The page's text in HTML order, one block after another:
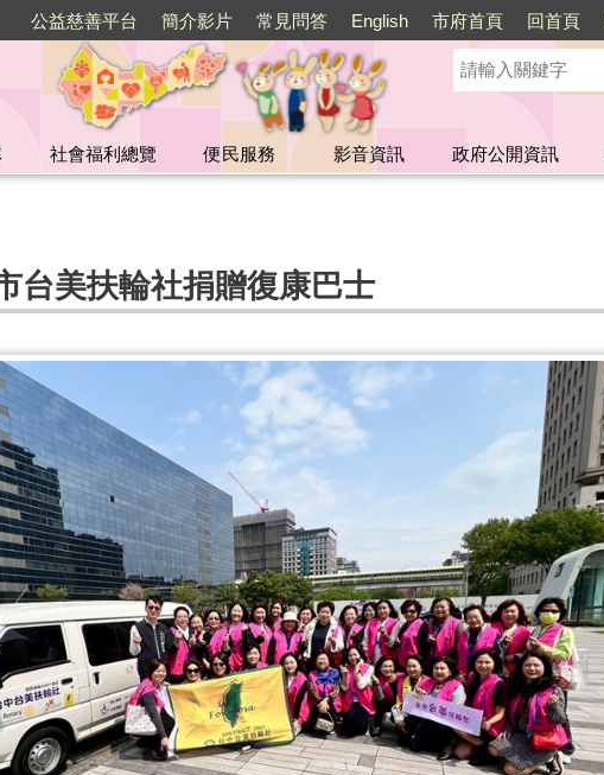
公益慈善平台 簡介影片 常見問答 English 市府首頁 回首頁
社會福利總覽 便民服務 影音資訊 政府公開資訊
美扶輪社捐贈復康巴士